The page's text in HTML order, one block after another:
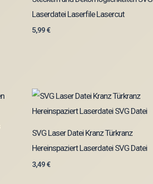
Laserdatei Laserfile Lasercut
5,99€
SVG Laser Datei Kranz Türkranz
Hereinspaziert Laserdatei SVG Datei
3,49€